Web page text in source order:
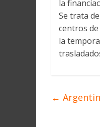
la
Se trata
centros
la
←